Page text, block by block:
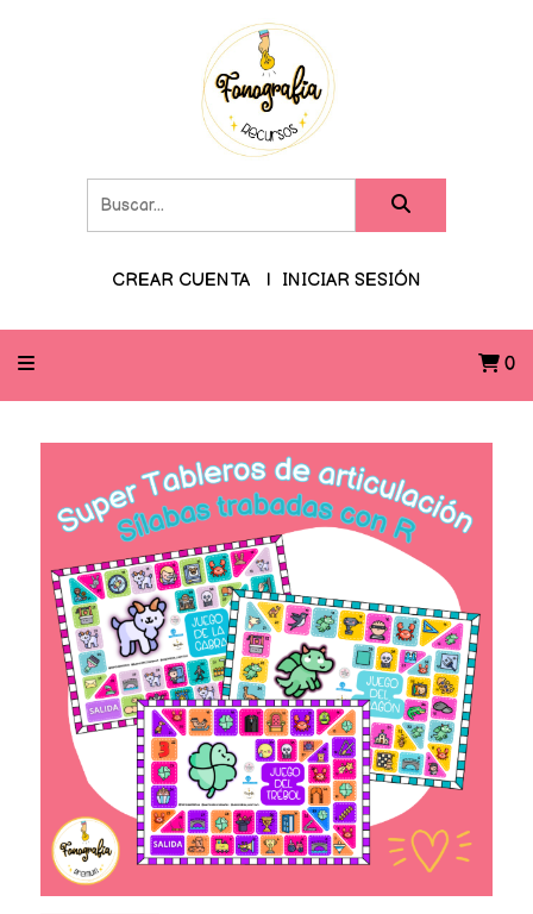
CREAR CUENTA INICIAR SESIÓN
0